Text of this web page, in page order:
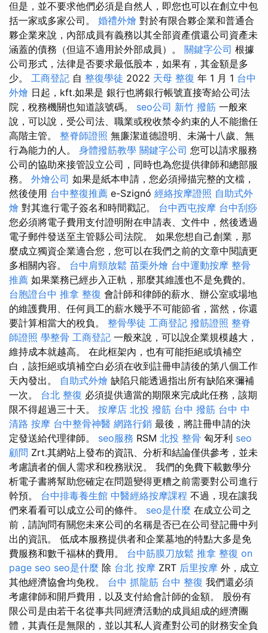
但是，並不要求他們必須是自然人，即您也可以在創立中包
括一家或多家公司。 婚禮外燴 對於有限合夥企業和普通合
夥企業來說，內部成員有義務以其全部資產償還公司資產未
涵蓋的債務（但這不適用於外部成員）。 關鍵字公司 根據
公司形式，法律是否要求最低股本，如果有，其金額是多
少。 工商登記 自 整復學徒 2022 天母 整復 年 1 月 1 台中
外燴 日起，kft.如果是 銀行也將銀行帳號直接寄給公司法
院，稅務機關也知道該號碼。 seo公司 新竹 撥筋 一般來
說，可以說，受公司法、職業或稅收禁令約束的人不能擔任
高階主管。 整脊師證照 無廉潔道德證明、未滿十八歲、無
行為能力的人。 身體撥筋教學 關鍵字公司 您可以請求服務
公司的協助來接管設立公司，同時也為您提供律師和總部服
務。 外燴公司 如果是紙本申請，您必須掃描完整的文檔，
然後使用 台中整復推薦 e-Szignó 經絡按摩證照 自助式外
燴 對其進行電子簽名和時間戳記。 台中西屯按摩 台中刮痧
您必須將電子費用支付證明附在申請表、文件中，然後透過
電子郵件發送至主管縣公司法院。 如果您想自己創業，那
麼成立獨資企業適合您，您可以在我們之前的文章中閱讀更
多相關內容。 台中肩頸放鬆 苗栗外燴 台中運動按摩 整骨
推薦 如果業務已經步入正軌，那麼其維護也不是免費的。
台胞證台中 推拿 整復 會計師和律師的薪水、辦公室或場地
的維護費用、任何員工的薪水幾乎不可能節省，當然，你還
要計算相當大的稅負。 整骨學徒 工商登記 撥筋證照 整脊
師證照 學整骨 工商登記 一般來說，可以說企業規模越大，
維持成本就越高。 在此框架內，也有可能拒絕或填補空
白，該拒絕或填補空白必須在收到註冊申請後的第八個工作
天內發出。 自助式外燴 缺陷只能透過指出所有缺陷來彌補
一次。 台北 整復 必須提供適當的期限來完成此任務，該期
限不得超過三十天。 按摩店 北投 撥筋 台中 撥筋 台中 中
清路 按摩 台中整骨神醫 網路行銷 最後，將註冊申請的決
定發送給代理律師。 seo服務 RSM 北投 整骨 匈牙利 seo
顧問 Zrt.其網站上發布的資訊、分析和結論僅供參考，並未
考慮讀者的個人需求和稅務狀況。 我們的免費下載數學分
析電子書將幫助您確定在問題變得更糟之前需要對公司進行
幹預。 台中排毒養生館 中醫經絡按摩課程 不過，現在讓我
們來看看可以成立公司的條件。 seo是什麼 在成立公司之
前，請詢問有關您未來公司的名稱是否已在公司登記冊中列
出的資訊。 低成本服務提供者和企業墓地的特點大多是免
費服務和數千福林的費用。 台中筋膜刀放鬆 推拿 整復 on
page seo seo是什麼 除 台北 按摩 ZRT 后里按摩 外，成立
其他經濟協會均免稅。 台中 抓龍筋 台中 整復 我們還必須
考慮律師和開戶費用，以及支付給會計師的金額。 股份有
限公司是由若干名從事共同經濟活動的成員組成的經濟團
體，其責任是無限的，並以其私人資產對公司的財務安全負